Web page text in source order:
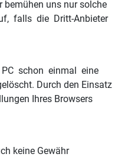
bemühen uns nur solche
falls die Dritt-Anbieter
PC schon einmal eine
Durch den Einsatz
Ihres Browsers
keine Gewähr